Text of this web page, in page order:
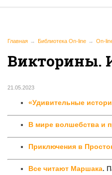
Главная Библиотека On-line On-
Викторины.
21.05.2023
«Удивительные
В мире волшебства и
Приключения в
Все читают Маршака.